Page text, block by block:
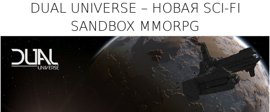
DUAL UNIVERSE – НОВАЯ SCI-FI
SANDBOX MMORPG